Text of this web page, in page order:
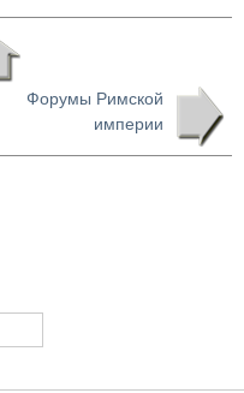
Форумы Римской
империи